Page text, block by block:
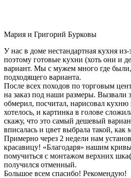
Мария и Григорий Бурковы
У нас в доме нестандартная кухня
поэтому готовые кухни (хоть они и
вариант. Мы с мужем много где
подходящего варианта.
После всех походов по торговым
на заказ под наши размеры. Вызвали
обмерил, посчитал, нарисовал кухню
хотелось, и картинка в голове
скажу, что это самый дешевый
вписалась и цвет выбрала такой, как
Примерно через 2 недели нам
красавицу! «Благодаря» нашим
помучиться с монтажом верхних
получился отменный.
Большое всем спасибо! Рекомендую!